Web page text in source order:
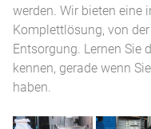
werden. Wir bieten eine
Komplettlösung, von
Entsorgung. Lernen Sie
kennen, gerade wenn
haben.